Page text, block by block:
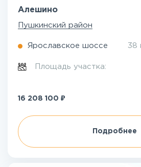
Алешино
Пушкинский район
Ярославское шоссе 38
Площадь участка:
16 208 100 ₽
Подробнее